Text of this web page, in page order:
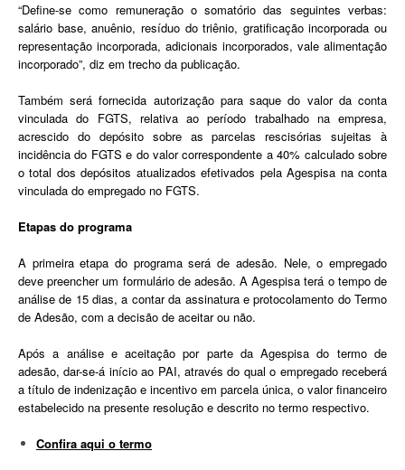
“Define-se como remuneração o somatório das seguintes verbas:
salário base, anuênio, resíduo do triênio, gratificação incorporada ou
representação incorporada, adicionais incorporados, vale alimentação
incorporado”, diz em trecho da publicação.
Também será fornecida autorização para saque do valor da conta
vinculada do FGTS, relativa ao período trabalhado na empresa,
acrescido do depósito sobre as parcelas rescisórias sujeitas à
incidência do FGTS e do valor correspondente a 40% calculado sobre
o total dos depósitos atualizados efetivados pela Agespisa na conta
vinculada do empregado no FGTS.
Etapas do programa
A primeira etapa do programa será de adesão. Nele, o empregado
deve preencher um formulário de adesão. A Agespisa terá o tempo de
análise de 15 dias, a contar da assinatura e protocolamento do Termo
de Adesão, com a decisão de aceitar ou não.
Após a análise e aceitação por parte da Agespisa do termo de
adesão, dar-se-á início ao PAI, através do qual o empregado receberá
a título de indenização e incentivo em parcela única, o valor financeiro
estabelecido na presente resolução e descrito no termo respectivo.
Confira aqui o termo